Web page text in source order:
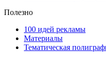
Полезно
100 идей рекламы
Материалы
Тематическая